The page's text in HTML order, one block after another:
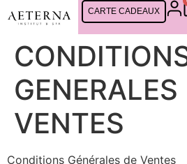
CARTE CADEAUX
GENERALES
VENTES
Conditions Générales de Ventes